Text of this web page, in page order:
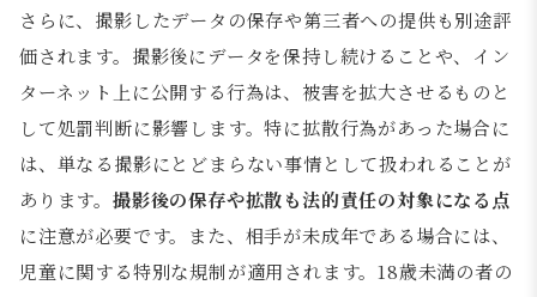
さらに、撮影したデータの保存や第三者への提供も別途評
価されます。撮影後にデータを保持し続けることや、イン
ターネット上に公開する行為は、被害を拡大させるものと
して処罰判断に影響します。特に拡散行為があった場合に
は、単なる撮影にとどまらない事情として扱われることが
あります。 撮影後の保存や拡散も法的責任の対象になる点
に注意が必要です。また、相手が未成年である場合には、
児童に関する特別な規制が適用されます。18歳未満の者の